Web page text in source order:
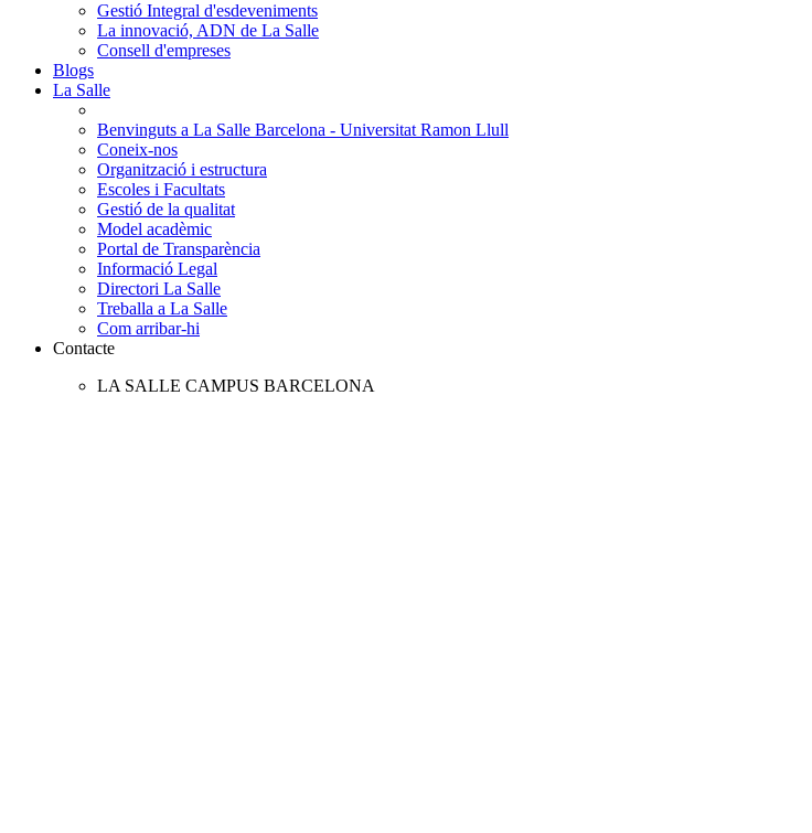
Gestió Integral d'esdeveniments
La innovació, ADN de La Salle
Consell d'empreses
Blogs
La Salle
Benvinguts a La Salle Barcelona - Universitat Ramon Llull
Coneix-nos
Organització i estructura
Escoles i Facultats
Gestió de la qualitat
Model acadèmic
Portal de Transparència
Informació Legal
Directori La Salle
Treballa a La Salle
Com arribar-hi
Contacte
LA SALLE CAMPUS BARCELONA